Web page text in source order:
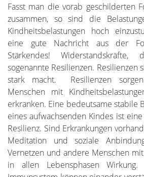
Fasst man die vorab geschilderten
zusammen, so sind die
Kindheitsbelastungen hoch
eine gute Nachricht aus der
Stärkendes!
sogenannte Resilienzen. Resilienzen
stark macht. Resilienzen
Menschen mit
erkranken. Eine bedeutsame stabile
eines aufwachsenden Kindes ist
Resilienz. Sind Erkrankungen
Meditation und soziale
Vernetzen und andere Menschen
in allen Lebensphasen Wirkung.